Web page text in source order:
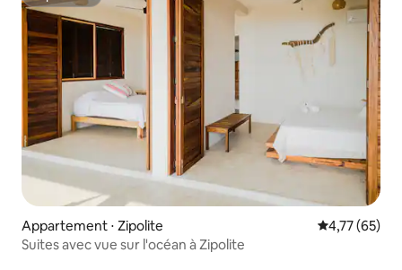
Appartement ⋅ Zipolite Évaluation
4,77 (65)
Suites avec vue sur l'océan à Zipolite